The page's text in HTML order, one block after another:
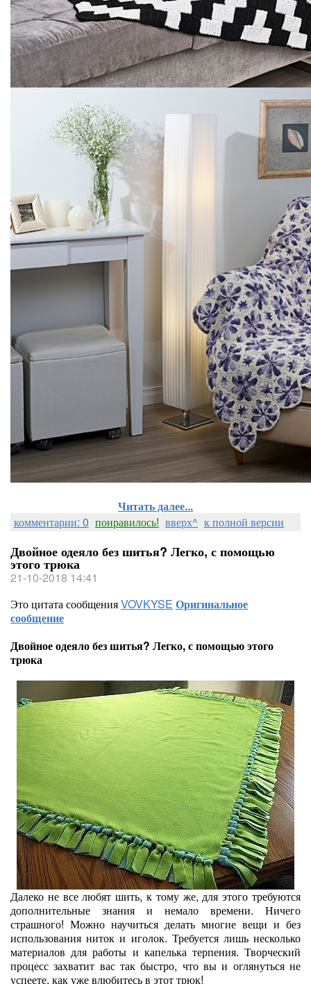
Читать далее...
комментарии: 0 понравилось! вверх^ к полной версии
Двойное одеяло без шитья? Легко, с помощью
этого трюка
21-10-2018 14:41
Это цитата сообщенияVOVKYSE Оригинальное
сообщение
Двойное одеяло без шитья? Легко, с помощью этого
трюка
Далеко не все любят шить, к тому же, для этого требуются
дополнительные знания и немало времени. Ничего
страшного! Можно научиться делать многие вещи и без
использования ниток и иголок. Требуется лишь несколько
материалов для работы и капелька терпения. Творческий
процесс захватит вас так быстро, что вы и оглянуться не
успеете, как уже влюбитесь в этот трюк!